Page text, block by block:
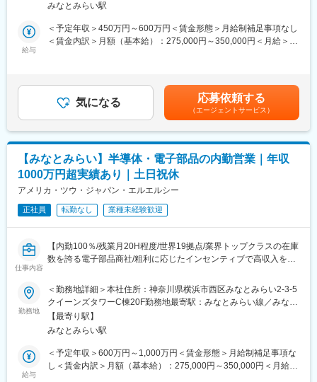
ない」
そんなお客様の課題に対して、世界19拠点のネットワークと豊富
な在庫を活用し、最適な提案を行います。営業活動は電話やメー
が活かせるポジションです。
・仕入先との価格交渉
・納期調整
・調達課題のヒアリング
・最適な部品の提案
※訪問や出張はほとんどありません
※入社後は先輩社員がOJTでサポートします
■組織構成：
営業部門10名（男性7名、女性3名） 内勤営業9名（20代～50代）
す。
■こんな方におすすめ
・営業にチャレンジしたい方
・電話で人と話すことが好きな方
・成果を正当に評価されたい方
事業所
みなとみらい駅
給与
＜予定年収＞450万円～600万円＜賃金形態＞月給制補足事項なし
＜賃金内訳＞月額（基本給）：275,000円～350,000円＜月給＞
(成果給：粗利5％)。■年収例：・29歳（入社1年目）年収900万
円・44歳（入社2年目）年収1200万円・46歳（入社3年目）年収
1600万円賃金はあくまでも目安の金額であり、選考を通じて上下
する可能性があります。月給(月額)は固定手当を含めた表記です。
気になる 応募依頼する
（エージェントサービス）
【みなとみらい】半導体・電子部品の内勤営業｜年収
1000万円超実績あり｜土日祝休
アメリカ・ツウ・ジャパン・エルエルシー
正社員 転勤なし 業種未経験歓迎
仕事内容
【内勤100％/残業月20H程度/世界19拠点/業界トップクラスの在庫
数を誇る電子部品商社/粗利に応じたインセンティブで高収入を目
■業務概要：
半導体・電子部品専門商社の内勤営業として、国内メーカーに対
する提案営業をお任せします。お客様が使用している半導体や電
子部品の調達状況、購入価格、年間使用量などをヒアリングし、
世界中の在庫ネットワークを活用して最適な調達提案を行いま
す。特定メーカーの商品を販売するのではなく、お客様の課題に
勤務地
＜勤務地詳細＞本社住所：神奈川県横浜市西区みなとみらい2-3-5
クイーンズタワーC棟20F勤務地最寄駅：みなとみらい線／みなと
みらい駅受動喫煙対策：屋内全面禁煙変更の範囲：会社の定める
事業所
【最寄り駅】
みなとみらい駅
給与
＜予定年収＞600万円～1,000万円＜賃金形態＞月給制補足事項な
し＜賃金内訳＞月額（基本給）：275,000円～350,000円＜月給＞